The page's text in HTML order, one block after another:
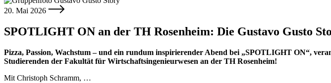
20. Mai 2026
SPOTLIGHT ON an der TH Rosenheim: Die Gustavo Gusto
Pizza, Passion, Wachstum – und ein rundum inspirierender Abend bei „SPOTLIGHT ON“,
Studierenden der Fakultät für Wirtschaftsingenieurwesen an der TH Rosenheim!
Mit Christoph Schramm, …